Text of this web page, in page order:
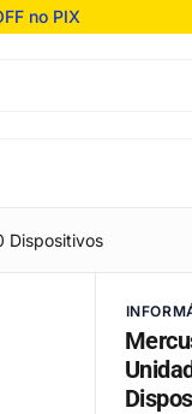
no PIX
Dispositivos